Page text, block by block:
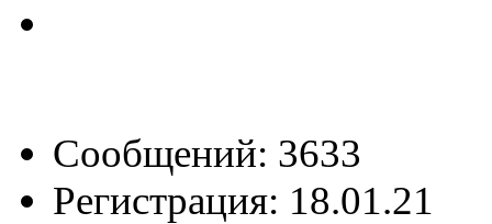
Сообщений: 3633
Регистрация: 18.01.21